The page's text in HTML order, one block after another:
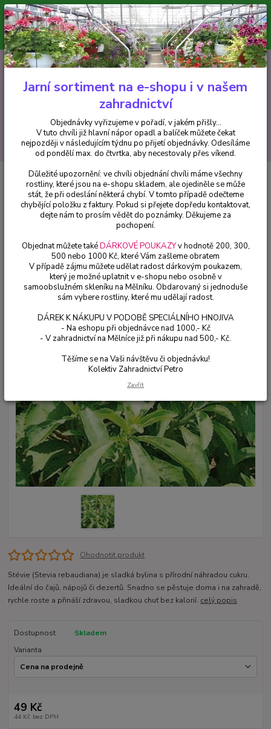
Minimální hodnota pro odeslání z e-shopu je 300 Kč.
V tuto chvíli již hlavní nápor objednávek opadl a balíček můžete čekat
nejpozději v následujícím týdnu po přijetí objednávky. Objednávky
vyřizujeme v pořadí, v jakém přišly...
CZK
Hledat
+420 602 223 614 0ks
za0 Kč
Bylinky a léčivky Stévie (Stévia Rebaudiana) - cena na prodejně
Stévie (Stévia Rebaudiana) - cena
na prodejně
Ohodnotit produkt
Stévie (Stevia rebaudiana) je sladká bylina s přírodní náhradou cukru.
Ideální do čajů, nápojů či dezertů. Snadno se pěstuje doma i na zahradě,
rychle roste a přináší zdravou, sladkou chuť bez kalorií. celý popis
Dostupnost
Skladem
Varianta
49 Kč
44 Kč bez DPH
Jarní sortiment na e-shopu i v našem
zahradnictví
Objednávky vyřizujeme v pořadí, v jakém přišly...
V tuto chvíli již hlavní nápor opadl a balíček můžete čekat
nejpozději v následujícím týdnu po přijetí objednávky. Odesíláme
od pondělí max. do čtvrtka, aby necestovaly přes víkend.
Důležité upozornění: ve chvíli objednání chvíli máme všechny
rostliny, které jsou na e-shopu skladem, ale ojediněle se může
stát, že při odeslání některá chybí. V tomto případě odečteme
chybějící položku z faktury. Pokud si přejete dopředu kontaktovat,
dejte nám to prosím vědět do poznámky. Děkujeme za
pochopení.
Objednat můžete takéDÁRKOVÉ POUKAZYv hodnotě 200, 300,
500 nebo 1000 Kč, které Vám zašleme obratem
V případě zájmu můžete udělat radost dárkovým poukazem,
který je možné uplatnit v e-shopu nebo osobně v
samoobslužném skleníku na Mělníku. Obdarovaný si jednoduše
sám vybere rostliny, které mu udělají radost.
DÁREK K NÁKUPU V PODOBĚ SPECIÁLNÍHO HNOJIVA
- Na eshopu při objednávce nad 1000,- Kč
- V zahradnictví na Mělníce již při nákupu nad 500,- Kč.
Těšíme se na Vaši návštěvu či objednávku!
Kolektiv Zahradnictví Petro
Zavřít